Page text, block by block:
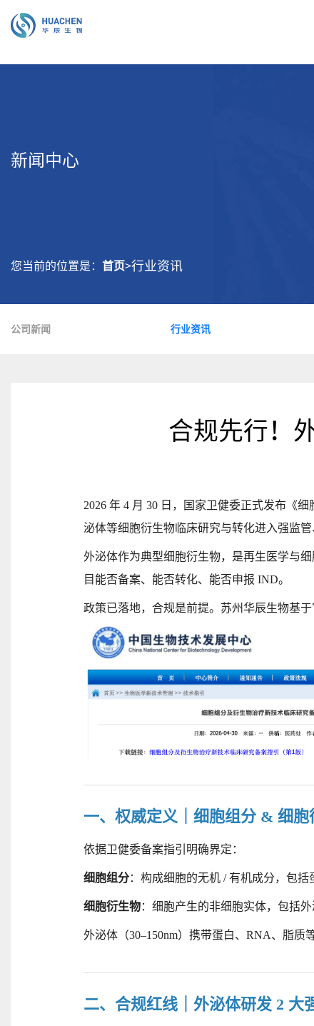
新闻中心
您当前的位置是： 首页>行业资讯
公司新闻 行业资讯
合规先行！
2026 年 4 月 30 日，国家卫健委正式发布《
泌体等细胞衍生物临床研究与转化进入强监管
外泌体作为典型细胞衍生物，是再生医学与
目能否备案、能否转化、能否申报 IND。
政策已落地，合规是前提。苏州华辰生物基
一、权威定义｜细胞组分 & 细胞
依据卫健委备案指引明确界定：
细胞组分：构成细胞的无机 / 有机成分，包括
细胞衍生物：细胞产生的非细胞实体，包括
外泌体（30–150nm）携带蛋白、RNA、脂质
二、合规红线｜外泌体研发 2 大